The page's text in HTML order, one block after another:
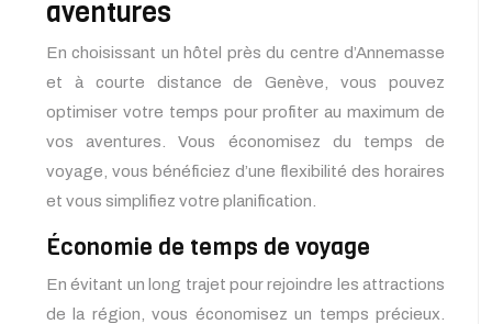
aventures
En choisissant un hôtel près du centre d’Annemasse
et à courte distance de Genève, vous pouvez
optimiser votre temps pour profiter au maximum de
vos aventures. Vous économisez du temps de
voyage, vous bénéficiez d’une flexibilité des horaires
et vous simplifiez votre planification.
Économie de temps de voyage
En évitant un long trajet pour rejoindre les attractions
de la région, vous économisez un temps précieux.